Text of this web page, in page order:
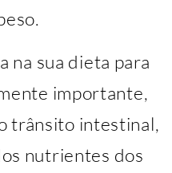
na sua dieta para
importante,
trânsito intestinal,
nutrientes dos